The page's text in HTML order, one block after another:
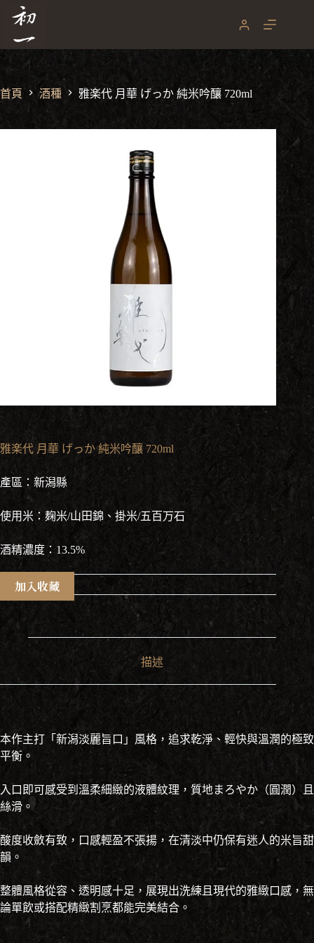
要
容
首頁 酒種 雅楽代 月華 げっか 純米吟釀 720ml
雅楽代 月華 げっか 純米吟釀 720ml
產區：新潟縣
使用米：麹米/山田錦、掛米/五百万石
酒精濃度：13.5%
加入收藏
描述
本作主打「新潟淡麗旨口」風格，追求乾淨、輕快與溫潤的極致
平衡。
入口即可感受到溫柔細緻的液體紋理，質地まろやか（圓潤）且
絲滑。
酸度收斂有致，口感輕盈不張揚，在清淡中仍保有迷人的米旨甜
韻。
整體風格從容、透明感十足，展現出洗練且現代的雅緻口感，無
論單飲或搭配精緻割烹都能完美結合。